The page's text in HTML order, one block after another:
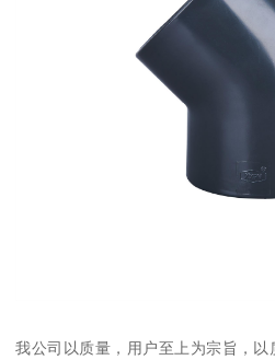
我公司以质量，用户至上为宗旨，以